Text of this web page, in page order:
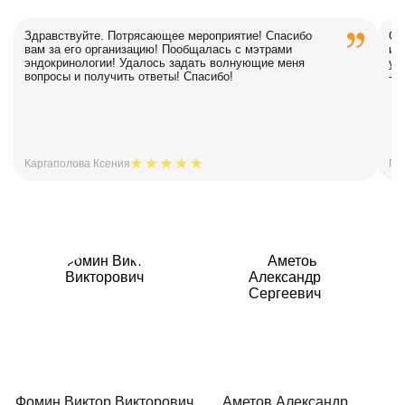
Здравствуйте. Потрясающее мероприятие! Спасибо
вам за его организацию! Пообщалась с мэтрами
эндокринологии! Удалось задать волнующие меня
вопросы и получить ответы! Спасибо!
Каргаполова Ксения
-
Фомин Виктор Викторович
Аметов Александр